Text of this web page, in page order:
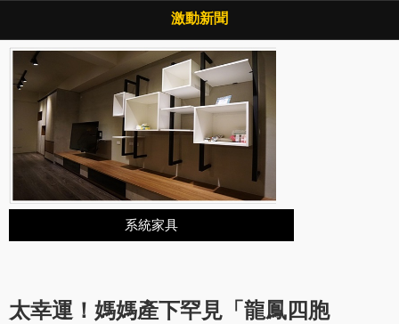
激動新聞
系統家具
太幸運！媽媽產下罕見「龍鳳四胞
Copyright © 2026 ·激動新聞